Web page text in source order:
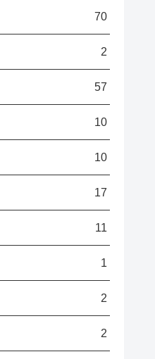
70
2
57
10
10
17
11
1
2
2